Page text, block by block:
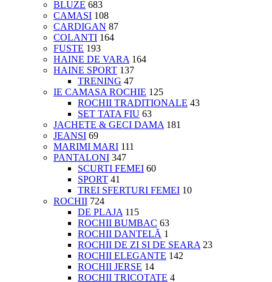
BLUZE 683
CAMASI 108
CARDIGAN 87
COLANTI 164
FUSTE 193
HAINE DE VARA 164
HAINE SPORT 137
TRENING 47
IE CAMASA ROCHIE 125
ROCHII TRADITIONALE 43
SET TATA FIU 63
JACHETE & GECI DAMA 181
JEANSI 69
MARIMI MARI 111
PANTALONI 347
SCURTI FEMEI 60
SPORT 41
TREI SFERTURI FEMEI 10
ROCHII 724
DE PLAJA 115
ROCHII BUMBAC 63
ROCHII DANTELĂ 1
ROCHII DE ZI SI DE SEARA 23
ROCHII ELEGANTE 142
ROCHII JERSE 14
ROCHII TRICOTATE 4